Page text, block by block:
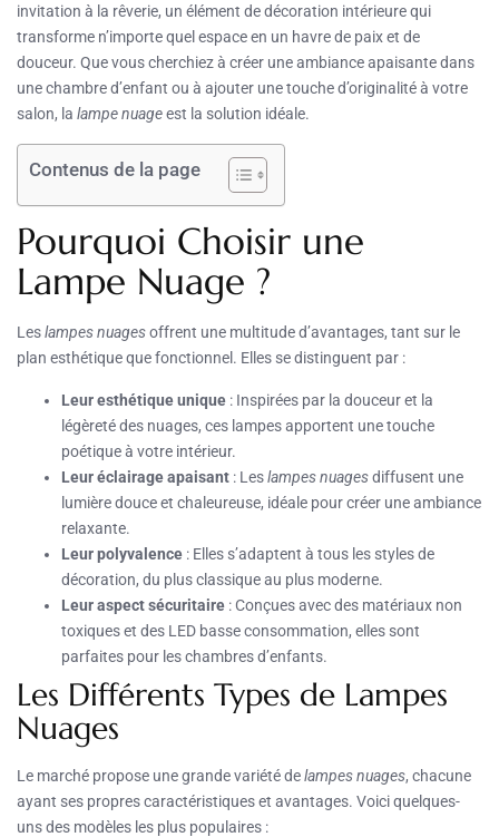
invitation à la rêverie, un élément de décoration intérieure qui
transforme n’importe quel espace en un havre de paix et de
douceur. Que vous cherchiez à créer une ambiance apaisante dans
une chambre d’enfant ou à ajouter une touche d’originalité à votre
salon, la lampe nuageest la solution idéale.
Contenus de la page
Pourquoi Choisir une
Lampe Nuage ?
Leslampes nuagesoffrent une multitude d’avantages, tant sur le
plan esthétique que fonctionnel. Elles se distinguent par :
Leur esthétique unique : Inspirées par la douceur et la
légèreté des nuages, ces lampes apportent une touche
poétique à votre intérieur.
Leur éclairage apaisant : Leslampes nuagesdiffusent une
lumière douce et chaleureuse, idéale pour créer une ambiance
relaxante.
Leur polyvalence : Elles s’adaptent à tous les styles de
décoration, du plus classique au plus moderne.
Leur aspect sécuritaire : Conçues avec des matériaux non
toxiques et des LED basse consommation, elles sont
parfaites pour les chambres d’enfants.
Les Différents Types de Lampes
Nuages
Le marché propose une grande variété delampes nuages, chacune
ayant ses propres caractéristiques et avantages. Voici quelques-
uns des modèles les plus populaires :